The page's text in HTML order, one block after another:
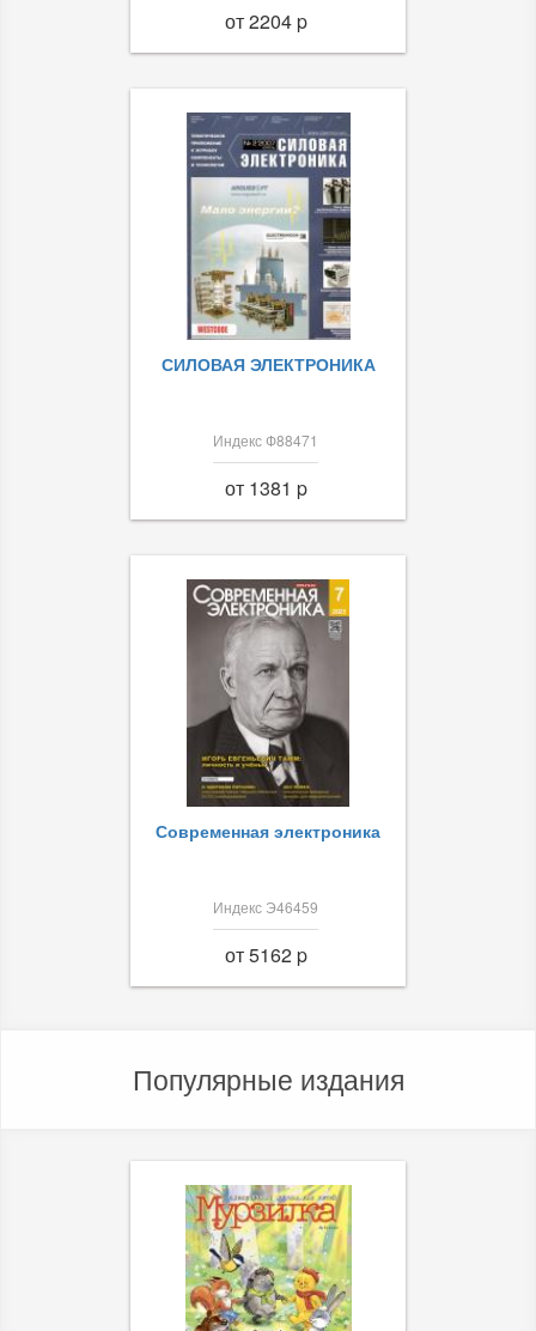
от 2204 p
СИЛОВАЯ ЭЛЕКТРОНИКА
Индекс Ф88471
от 1381 p
Современная электроника
Индекс Э46459
от 5162 p
Популярные издания